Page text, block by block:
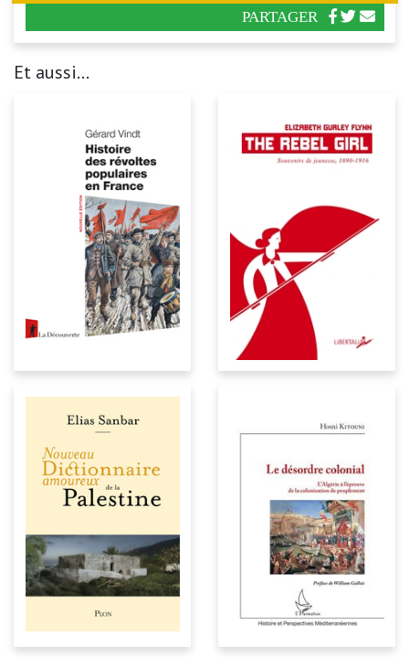
PARTAGER
Et aussi...